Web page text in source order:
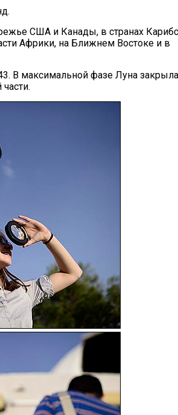
США и Канады, в странах
Африки, на Ближнем Востоке и в
В максимальной фазе Луна закрыла